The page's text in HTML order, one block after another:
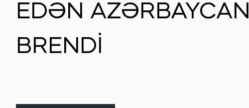
EDƏN AZƏRBAYCAN
BRENDİ